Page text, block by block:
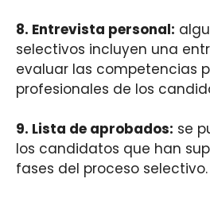
8. Entrevista personal:
selectivos incluyen una
evaluar las competencias
profesionales de los
9. Lista de aprobados: se
los candidatos que han
fases del proceso selectivo.